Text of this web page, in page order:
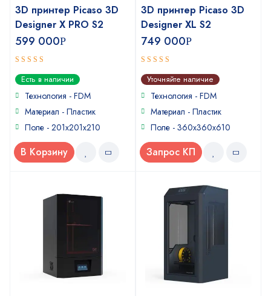
3D принтер Picaso 3D
Designer X PRO S2
599 000Р
5out of 5
Есть в наличии
Технология - FDM
Материал - Пластик
Поле - 201х201х210
В Корзину
3D принтер Picaso 3D
Designer XL S2
749 000Р
5out of 5
Уточняйте наличие
Технология - FDM
Материал - Пластик
Поле - 360х360х610
Запрос КП